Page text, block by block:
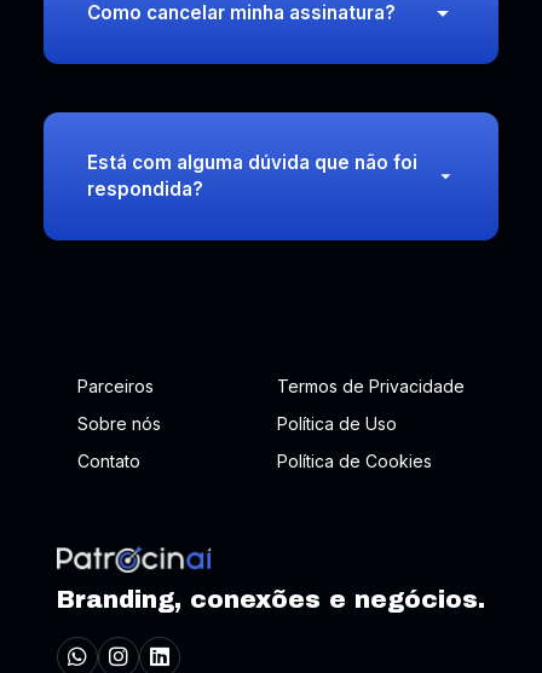
Como cancelar minha assinatura?
Está com alguma dúvida que não foi
respondida?
Branding, conexões e negócios.
Parceiros
Termos de Privacidade
Sobre nós
Política de Uso
Contato
Política de Cookies